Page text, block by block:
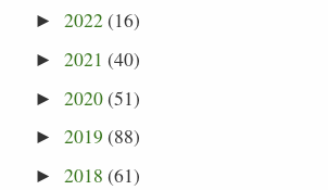
►2022(16)
►2021 (40)
►2020(51)
►2019 (88)
►2018 (61)